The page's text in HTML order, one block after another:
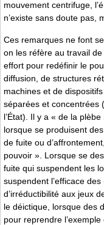
mouvement centrifuge,
n’existe sans doute pas,
Ces remarques ne font
on les réfère au travail
effort pour redéfinir le
diffusion, de structures
machines et de
séparées et concentrées
l’État). Il y a « de la
lorsque se produisent
de fuite ou
pouvoir ». Lorsque se
fuite qui suspendent les
suspendent l’efficace
d’irréductibilité aux jeux
le déictique, lorsque des
pour reprendre